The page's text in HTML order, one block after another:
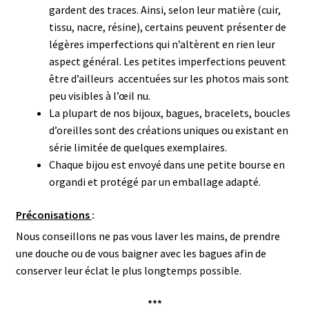
gardent des traces. Ainsi, selon leur matière (cuir,
tissu, nacre, résine), certains peuvent présenter de
légères imperfections qui n’altèrent en rien leur
aspect général. Les petites imperfections peuvent
être d’ailleurs accentuées sur les photos mais sont
peu visibles à l’œil nu.
La plupart de nos bijoux, bagues, bracelets, boucles
d’oreilles sont des créations uniques ou existant en
série limitée de quelques exemplaires.
Chaque bijou est envoyé dans une petite bourse en
organdi et protégé par un emballage adapté.
Préconisations :
Nous conseillons ne pas vous laver les mains, de prendre
une douche ou de vous baigner avec les bagues afin de
conserver leur éclat le plus longtemps possible.
***